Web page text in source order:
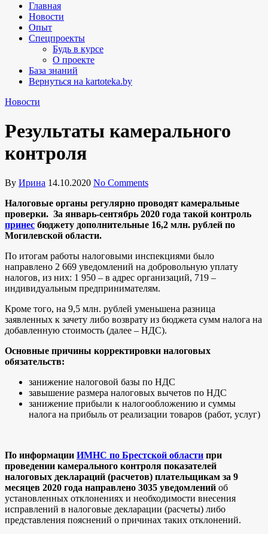
Главная
Новости
Опыт
Спецпроекты
Будь в курсе
О проекте
База знаний
Вернуться на kartoteka.by
Новости
Результаты камерального
контроля
By Ирина 14.10.2020 No Comments
Налоговые органы регулярно проводят камеральные
проверки. За январь-сентябрь 2020 года такой контроль
принес бюджету дополнительные 16,2 млн. рублей по
Могилевской области.
По итогам работы налоговыми инспекциями было
направлено 2 669 уведомлений на добровольную уплату
налогов, из них: 1 950 – в адрес организаций, 719 –
индивидуальным предпринимателям.
Кроме того, на 9,5 млн. рублей уменьшена разница
заявленных к зачету либо возврату из бюджета сумм налога на
добавленную стоимость (далее – НДС).
Основные причины корректировки налоговых
обязательств:
занижение налоговой базы по НДС
завышение размера налоговых вычетов по НДС
занижение прибыли к налогообложению и суммы
налога на прибыль от реализации товаров (работ, услуг)
По информации ИМНС по Брестской области при
проведении камерального контроля показателей
налоговых деклараций (расчетов) плательщикам за 9
месяцев 2020 года направлено 3035 уведомлений об
установленных отклонениях и необходимости внесения
исправлений в налоговые декларации (расчеты) либо
представления пояснений о причинах таких отклонений.